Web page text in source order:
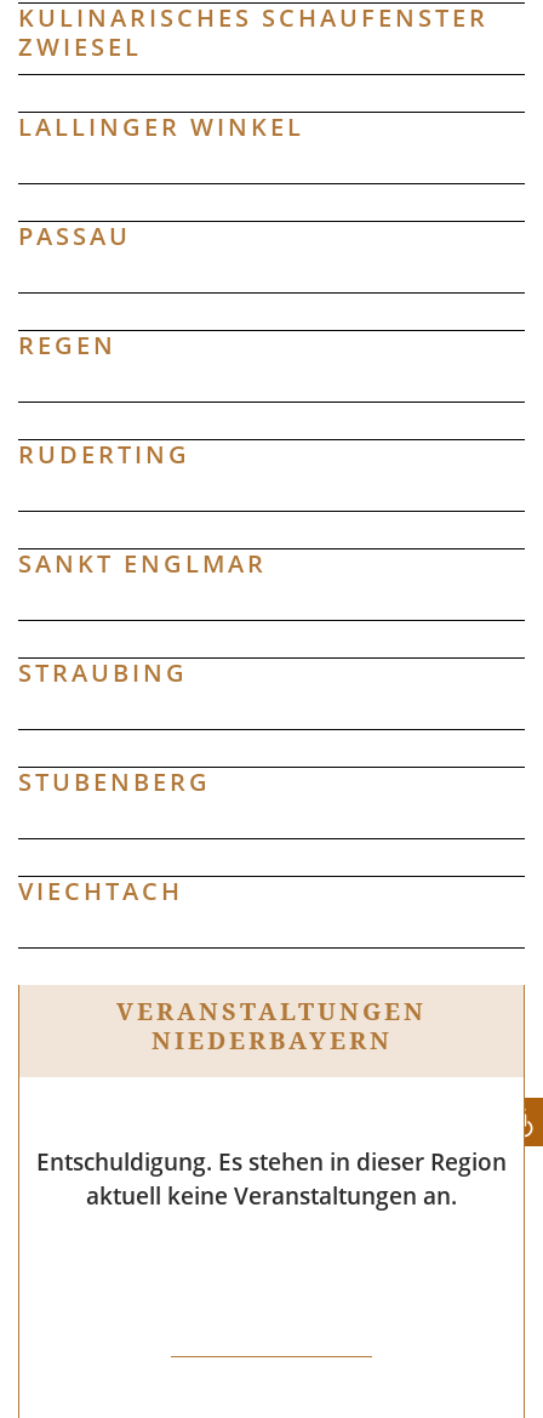
KULINARISCHES SCHAUFENSTER
ZWIESEL
LALLINGER WINKEL
PASSAU
REGEN
RUDERTING
SANKT ENGLMAR
STRAUBING
STUBENBERG
VIECHTACH
VERANSTAL­TUNGEN
NIEDERBAYERN
Entschuldigung. Es stehen in dieser Region
aktuell keine Veranstaltungen an.